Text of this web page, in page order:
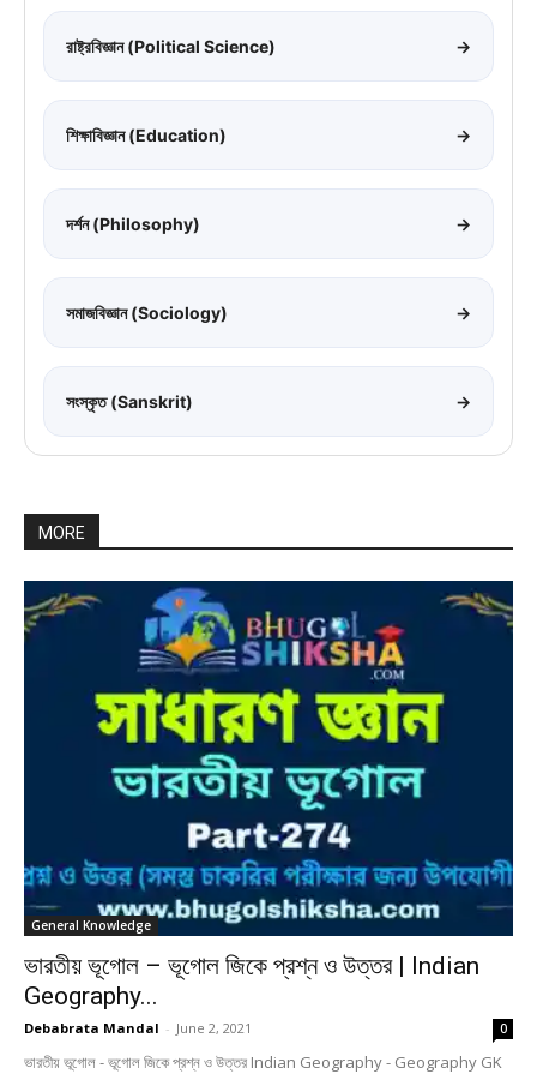
রাষ্ট্রবিজ্ঞান (Political Science) →
শিক্ষাবিজ্ঞান (Education) →
দর্শন (Philosophy) →
সমাজবিজ্ঞান (Sociology) →
সংস্কৃত (Sanskrit) →
MORE
General Knowledge
ভারতীয় ভূগোল – ভূগোল জিকে প্রশ্ন ও উত্তর | Indian
Geography...
Debabrata Mandal - June 2, 2021 0
ভারতীয় ভূগোল - ভূগোল জিকে প্রশ্ন ও উত্তর Indian Geography - Geography GK